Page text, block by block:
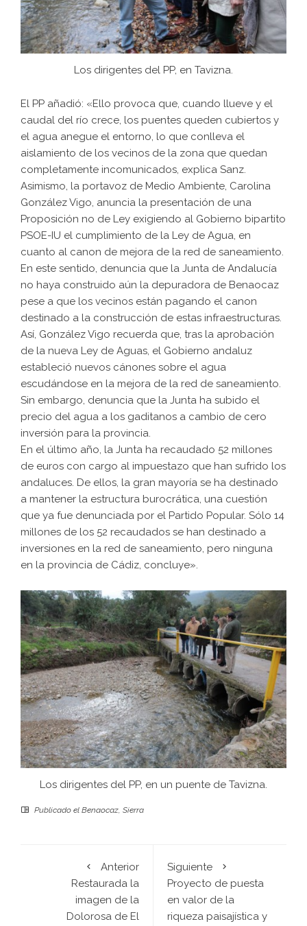
Los dirigentes del PP, en Tavizna.
El PP añadió: «Ello provoca que, cuando llueve y el
caudal del río crece, los puentes queden cubiertos y
el agua anegue el entorno, lo que conlleva el
aislamiento de los vecinos de la zona que quedan
completamente incomunicados, explica Sanz.
Asimismo, la portavoz de Medio Ambiente, Carolina
González Vigo, anuncia la presentación de una
Proposición no de Ley exigiendo al Gobierno bipartito
PSOE-IU el cumplimiento de la Ley de Agua, en
cuanto al canon de mejora de la red de saneamiento.
En este sentido, denuncia que la Junta de Andalucía
no haya construido aún la depuradora de Benaocaz
pese a que los vecinos están pagando el canon
destinado a la construcción de estas infraestructuras.
Así, González Vigo recuerda que, tras la aprobación
de la nueva Ley de Aguas, el Gobierno andaluz
estableció nuevos cánones sobre el agua
escudándose en la mejora de la red de saneamiento.
Sin embargo, denuncia que la Junta ha subido el
precio del agua a los gaditanos a cambio de cero
inversión para la provincia.
En el último año, la Junta ha recaudado 52 millones
de euros con cargo al impuestazo que han sufrido los
andaluces. De ellos, la gran mayoría se ha destinado
a mantener la estructura burocrática, una cuestión
que ya fue denunciada por el Partido Popular. Sólo 14
millones de los 52 recaudados se han destinado a
inversiones en la red de saneamiento, pero ninguna
en la provincia de Cádiz, concluye».
Los dirigentes del PP, en un puente de Tavizna.
Publicado el Benaocaz, Sierra
Anterior
Restaurada la
imagen de la
Dolorosa de El
Siguiente
Proyecto de puesta
en valor de la
riqueza paisajística y